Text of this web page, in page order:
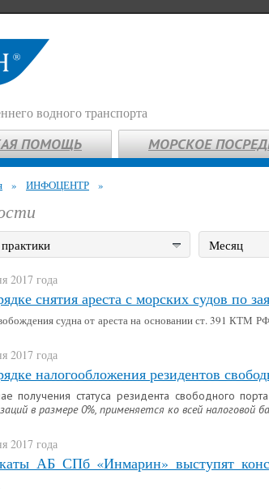
водного транспорта
ПОМОЩЬ МОРСКОЕ
» ИНФОЦЕНТР »
Месяц
2017 года
снятия ареста с морских судов по
судна от ареста на основании ст. 391 КТМ
2017 года
налогообложения резидентов
получения статуса резидента свободного
в размере 0%, применяется ко всей налоговой
2017 года
АБ СПб «Инмарин» выступят